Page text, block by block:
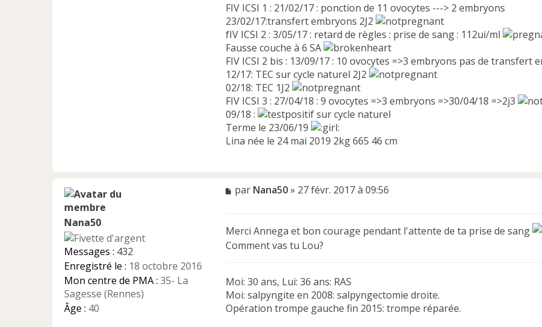
FIV ICSI 1 : 21/02/17 : ponction de 11 ovocytes ---> 2 embryons
23/02/17:transfert embryons 2J2
fIV ICSI 2 : 3/05/17 : retard de règles : prise de sang : 112ui/ml
Fausse couche à 6 SA
FIV ICSI 2 bis : 13/09/17 : 10 ovocytes =>3 embryons pas de transfert
12/17: TEC sur cycle naturel 2J2
02/18: TEC 1J2
FIV ICSI 3 : 27/04/18 : 9 ovocytes =>3 embryons =>30/04/18 =>2j3
09/18 :
sur cycle naturel
Terme le 23/06/19
Lina née le 24 mai 2019 2kg 665 46 cm
Nana50
Messages : 432
Enregistré le : 18 octobre 2016
Mon centre de PMA : 35- La
Sagesse (Rennes)
Âge : 40
M
e
a
g
o
n
l
u
par Nana50» 27 févr. 2017 à 09:56
Merci Annega et bon courage pendant l'attente de ta prise de sang
Comment vas tu Lou?
Moi: 30 ans, Lui: 36 ans: RAS
Moi: salpyngite en 2008: salpyngectomie droite.
Opération trompe gauche fin 2015: trompe réparée.